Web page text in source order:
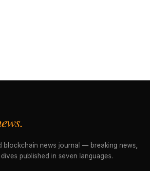
blockchain news journal — breaking news,
published in seven languages.